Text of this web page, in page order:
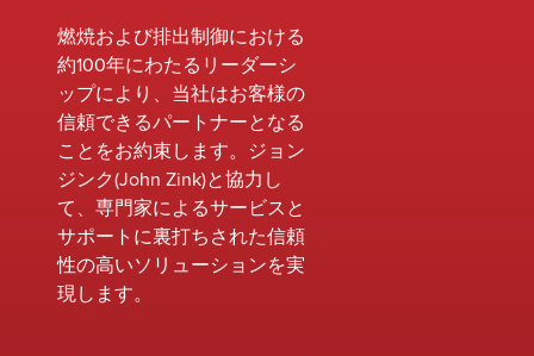
燃焼および排出制御における
約100年にわたるリーダーシ
ップにより、当社はお客様の
信頼できるパートナーとなる
ことをお約束します。ジョン
ジンク(John Zink)と協力し
て、専門家によるサービスと
サポートに裏打ちされた信頼
性の高いソリューションを実
現します。